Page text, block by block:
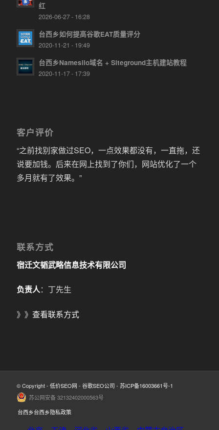
红
2026-06-27 - 16:28
台西乡如何提高谷歌EAT质量评分
2020-11-21 - 19:49
台西乡Namesilo域名 + Siteground主机建站教程
2020-11-17 - 17:39
客户评价
“之前找别家做过SEO，一点效果都没有，一直拖，还
说要加钱。后来在网上找到了你们，网站优化了一个
多月就有了效果。”
联系方式
宿迁文韬武略信息技术有限公司
负责人：丁先生
》》 查看联系方式
© Copyright - 低价SEO网 - 谷歌SEO公司 - 苏ICP备16003661号-1
苏公网安备 32132402000563号
台西乡台西乡隐私政策